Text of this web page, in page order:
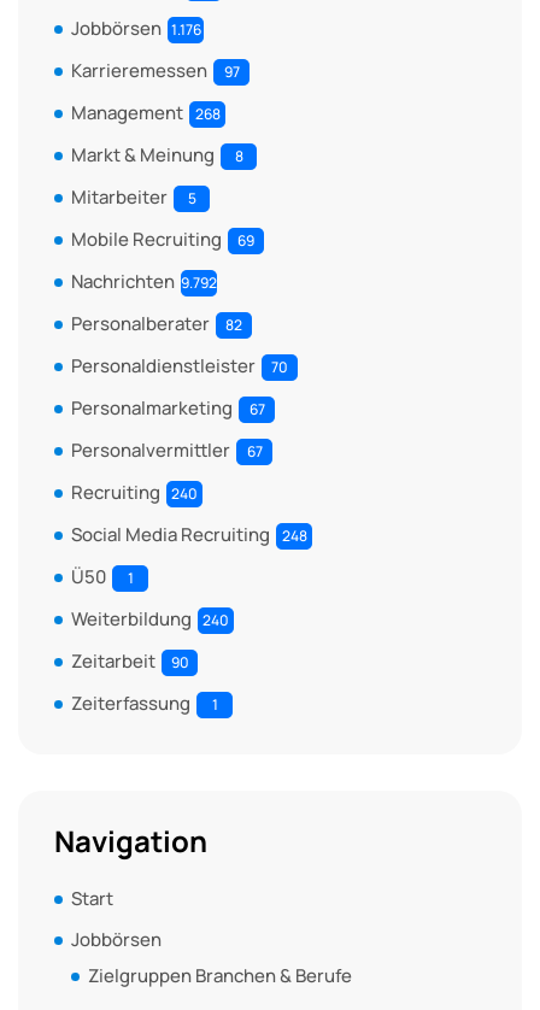
Jobbörsen 1.176
Karrieremessen 97
Management 268
Markt & Meinung 8
Mitarbeiter 5
Mobile Recruiting 69
Nachrichten 9.792
Personalberater 82
Personaldienstleister 70
Personalmarketing 67
Personalvermittler 67
Recruiting 240
Social Media Recruiting 248
Ü50 1
Weiterbildung 240
Zeitarbeit 90
Zeiterfassung 1
Navigation
Start
Jobbörsen
Zielgruppen Branchen & Berufe